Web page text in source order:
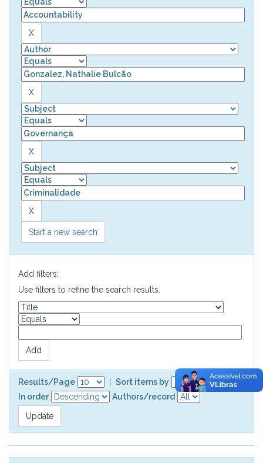
Start a new search
Add filters:
Use filters to refine the search results.
Results/Page
Sort items by
In order
Authors/record